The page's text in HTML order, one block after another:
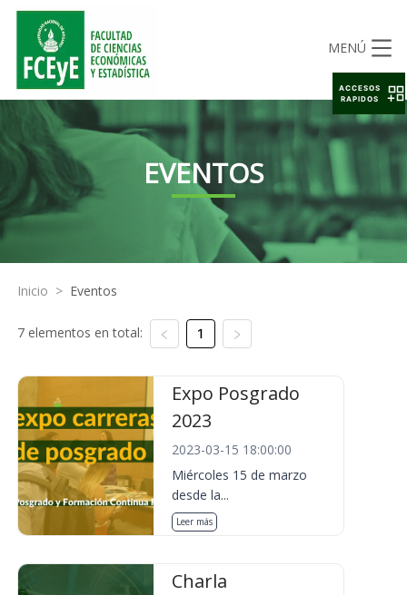
MENÚ
EVENTOS
Inicio > Eventos
7 elementos en total: 1
Expo Posgrado
2023
2023-03-15 18:00:00
Miércoles 15 de marzo
desde la...
Leer más
Charla
ACCESOS
RAPIDOS